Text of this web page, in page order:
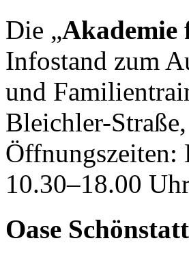
Die „Akademie
Infostand zum
und
Bleichler-
Öffnungszeiten:
10.30–18.00
Oase